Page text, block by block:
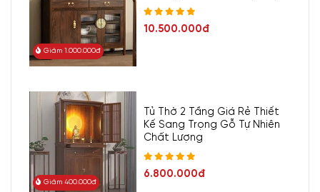
Giảm 1.000.000đ
10.500.000đ
Giảm 400.000đ
Tủ Thờ 2 Tầng Giá Rẻ Thiết
Kế Sang Trọng Gỗ Tự Nhiên
Chất Lượng
6.800.000đ